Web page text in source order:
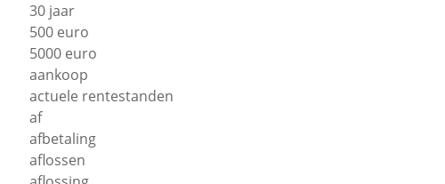
30 jaar
500 euro
5000 euro
aankoop
actuele rentestanden
af
afbetaling
aflossen